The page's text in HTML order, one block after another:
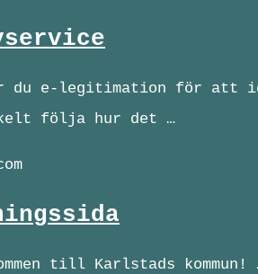
du e-legitimation för
följa hur det …
till Karlstads